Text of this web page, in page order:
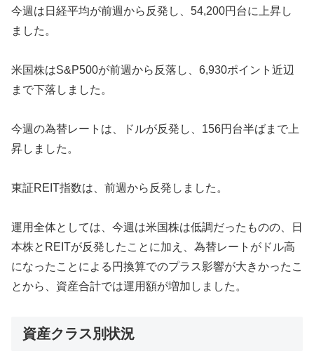
今週は日経平均が前週から反発し、54,200円台に上昇し
ました。
米国株はS&P500が前週から反落し、6,930ポイント近辺
まで下落しました。
今週の為替レートは、ドルが反発し、156円台半ばまで上
昇しました。
東証REIT指数は、前週から反発しました。
運用全体としては、今週は米国株は低調だったものの、日
本株とREITが反発したことに加え、為替レートがドル高
になったことによる円換算でのプラス影響が大きかったこ
とから、資産合計では運用額が増加しました。
資産クラス別状況